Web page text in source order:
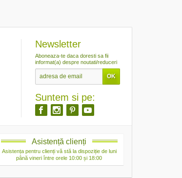
Newsletter
Aboneaza-te daca doresti sa fii
informat(a) despre noutati/reduceri
Suntem si pe:
Asistență clienți
Asistența pentru clienți vă stă la dispoziție de luni
până vineri între orele 10:00 și 18:00